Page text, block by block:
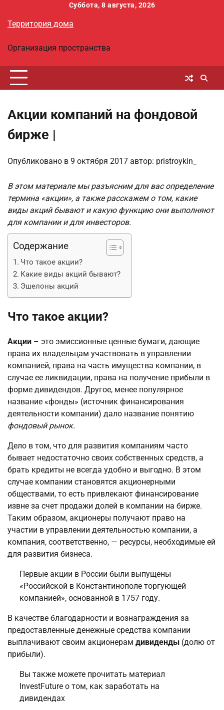
содержимому
Суббота, 8 августа, 2026
Территория дома
Организация пространства
Акции компаний на фондовой
бирже |
Опубликовано в 9 октября 2017 автор: pristroykin_
В этом материале мы разъясним для вас определение
термина «акции», а также расскажем о том, какие
виды акций бывают и какую функцию они выполняют
для компании и для инвесторов.
Содержание
Что такое акции?
Какие виды акций бывают?
Эшелоны акций
Что такое акции?
Акции – это эмиссионные ценные бумаги, дающие
права их владельцам участвовать в управлении
компанией, права на часть имущества компании, в
случае ее ликвидации, права на получение прибыли в
форме дивидендов. Другое, менее популярное
название «фонды» (источник финансирования
деятельности компании) дало название понятию
фондовый рынок.
Дело в том, что для развития компаниям часто
бывает недостаточно своих собственных средств, а
брать кредиты не всегда удобно и выгодно. В этом
случае компании становятся акционерными
обществами, то есть привлекают финансирование
извне за счет продажи долей в компании на бирже.
Таким образом, акционеры получают право на
участии в управлении деятельностью компании, а
компания, соответственно, — ресурсы, необходимые ей
для развития бизнеса.
Первые акции в России были выпущены
«Российской в Константинополе торгующей
компанией», основанной в 1757 году.
В качестве благодарности и вознаграждения за
предоставленные денежные средства компании
выплачивают своим акционерам дивиденды (долю от
прибыли).
Вы также можете прочитать материал
InvestFuture о том, как заработать на
дивидендах